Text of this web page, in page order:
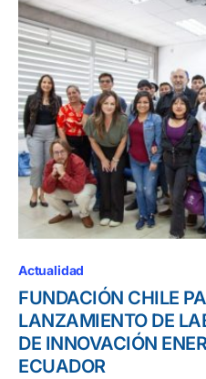
Actualidad
FUNDACIÓN CHILE
LANZAMIENTO DE
DE INNOVACIÓN
ECUADOR